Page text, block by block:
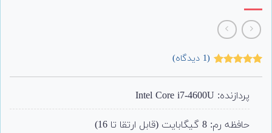
مشتری
(
1 دیدگاه)
پردازنده: Intel Core i7-4600U
حافظه رم: 8 گیگابایت (قابل ارتقا تا 16)